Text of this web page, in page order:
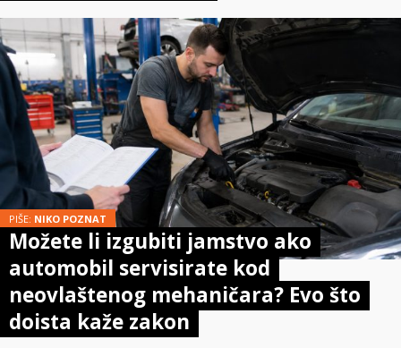
PIŠE: NIKO POZNAT
Možete li izgubiti jamstvo ako
automobil servisirate kod
neovlaštenog mehaničara? Evo što
doista kaže zakon